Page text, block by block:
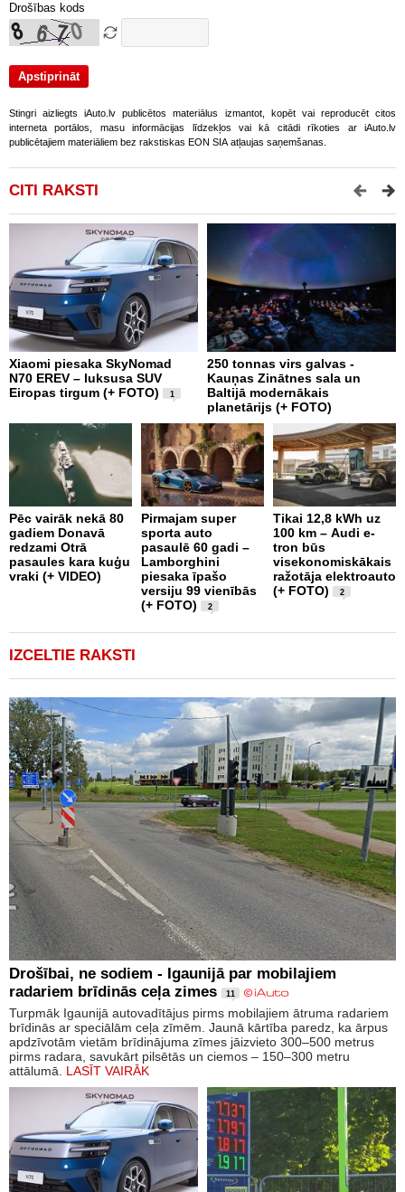
Drošības kods
Stingri aizliegts iAuto.lv publicētos materiālus izmantot, kopēt vai reproducēt citos
interneta portālos, masu informācijas līdzekļos vai kā citādi rīkoties ar iAuto.lv
publicētajiem materiāliem bez rakstiskas EON SIA atļaujas saņemšanas.
CITI RAKSTI
Xiaomi piesaka SkyNomad
N70 EREV – luksusa SUV
Eiropas tirgum (+ FOTO)
1
250 tonnas virs galvas -
Kauņas Zinātnes sala un
Baltijā modernākais
planetārijs (+ FOTO)
Pēc vairāk nekā 80
gadiem Donavā
redzami Otrā
pasaules kara kuģu
vraki (+ VIDEO)
Pirmajam super
sporta auto
pasaulē 60 gadi –
Lamborghini
piesaka īpašo
versiju 99 vienībās
(+ FOTO)
2
Tikai 12,8 kWh uz
100 km – Audi e-
tron būs
visekonomiskākais
ražotāja elektroauto
(+ FOTO)
2
IZCELTIE RAKSTI
Drošībai, ne sodiem - Igaunijā par mobilajiem
radariem brīdinās ceļa zimes
11
Turpmāk Igaunijā autovadītājus pirms mobilajiem ātruma radariem
brīdinās ar speciālām ceļa zīmēm. Jaunā kārtība paredz, ka ārpus
apdzīvotām vietām brīdinājuma zīmes jāizvieto 300–500 metrus
pirms radara, savukārt pilsētās un ciemos – 150–300 metru
attālumā. LASĪT VAIRĀK